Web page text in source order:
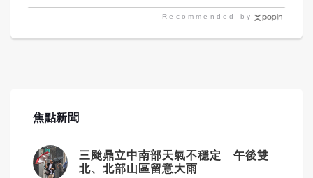
徽：賴政府把錢花在「令人
人心
Recommended by
焦點新聞
三颱鼎立中南部天氣不穩定 午後雙
北、北部山區留意大雨